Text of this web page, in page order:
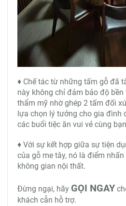
♦ Chế tác từ những tấm gỗ đã
này không chỉ đảm bảo độ
thẩm mỹ nhờ ghép 2 tấm đối
lựa chọn lý tưởng cho gia đình
các buổi tiệc ăn vui vẻ cùng
♦ Với sự kết hợp giữa sự tiện
của gỗ me tây, nó là điểm
không gian nội thất.
Đừng ngại, hãy GỌI NGAY
khách cẫn hỗ trợ.